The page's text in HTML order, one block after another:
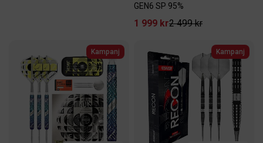
GEN6 SP 95%
1 999 kr2 499 kr
Kampanj Kampanj